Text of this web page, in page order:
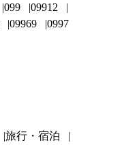
099
09912
09969 0997
旅行・宿泊